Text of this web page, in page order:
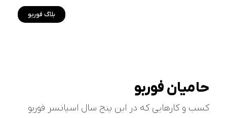
بلاگ فوربو
حامیان فوربو
کسب و کارهایی که در این پنج سال اسپانسر فوربو